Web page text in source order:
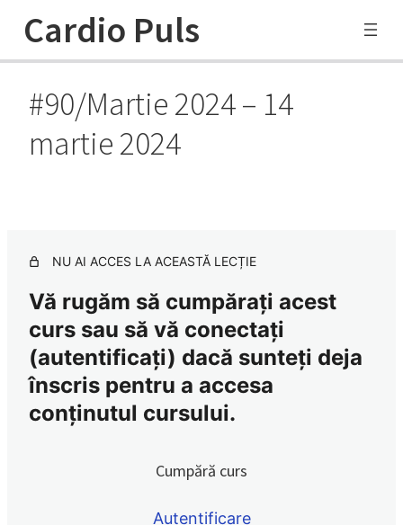
Cardio Puls
#90/Martie 2024 – 14
martie 2024
CardioPuls 2025
1 lesson
#141/Decembrie 2024 – 21 decembrie 2024
#140/Decembrie 2024 – 14 decembrie 2024
#139/Decembrie 2024 – 07 decembrie 2024
#138/Noiembrie 2024 – 30 noiembrie 2024
#137/Noiembrie 2024 – 24 noiembrie 2024
NU AI ACCES LA ACEASTĂ LECȚIE
Vă rugăm să cumpărați acest
curs sau să vă conectați
(autentificați) dacă sunteți deja
înscris pentru a accesa
conținutul cursului.
Cumpără curs
Autentificare